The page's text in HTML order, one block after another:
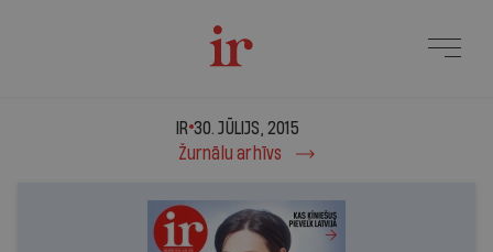
IR - 30. jūlijs, 2015
IR 30. JŪLIJS, 2015
Žurnālu arhīvs